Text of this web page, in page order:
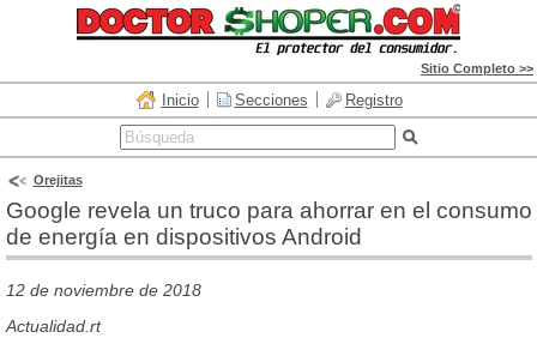
Sitio Completo >>
Inicio Secciones Registro
Orejitas
Google revela un truco para ahorrar en el consumo
de energía en dispositivos Android
12 de noviembre de 2018
Actualidad.rt